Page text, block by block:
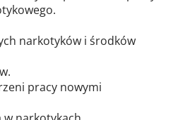
narkotyków i środków
pracy nowymi